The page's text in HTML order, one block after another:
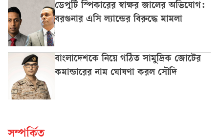
ডেপুটি স্পিকারের স্বাক্ষর জালের অভিযোগ:
বরগুনার এসি ল্যান্ডের বিরুদ্ধে মামলা
বাংলাদেশকে নিয়ে গঠিত সামুদ্রিক জোটের
কমান্ডারের নাম ঘোষণা করল সৌদি